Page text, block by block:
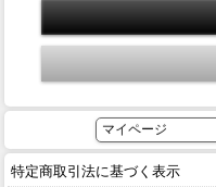
マイページ
特定商取引法に基づく表示